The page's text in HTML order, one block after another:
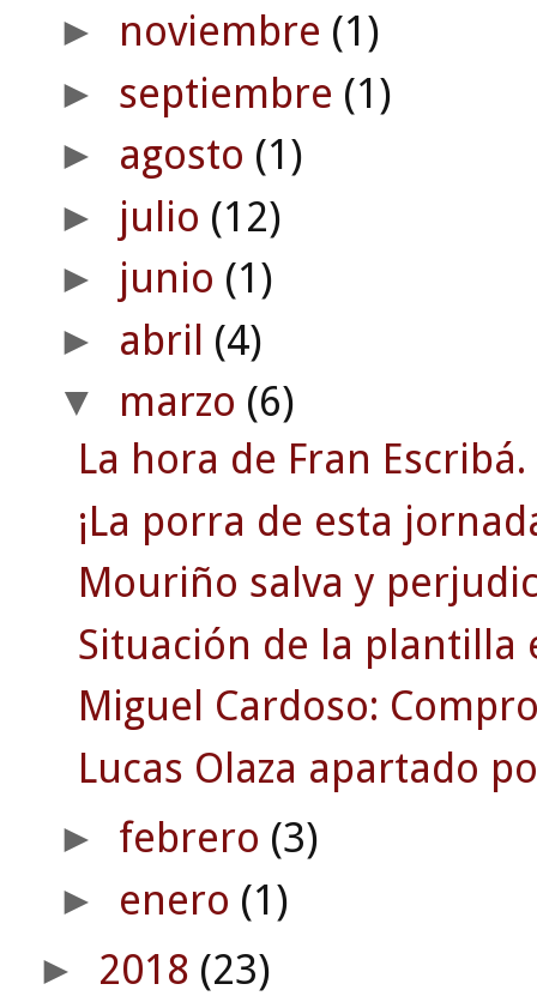
► noviembre (1)
► septiembre (1)
► agosto (1)
► julio (12)
► junio (1)
► abril (4)
▼ marzo (6)
La hora de Fran Escribá.
¡La porra de esta
Mouriño salva y
Situación de la plantilla
Miguel Cardoso:
Lucas Olaza apartado
► febrero (3)
► enero (1)
► 2018 (23)